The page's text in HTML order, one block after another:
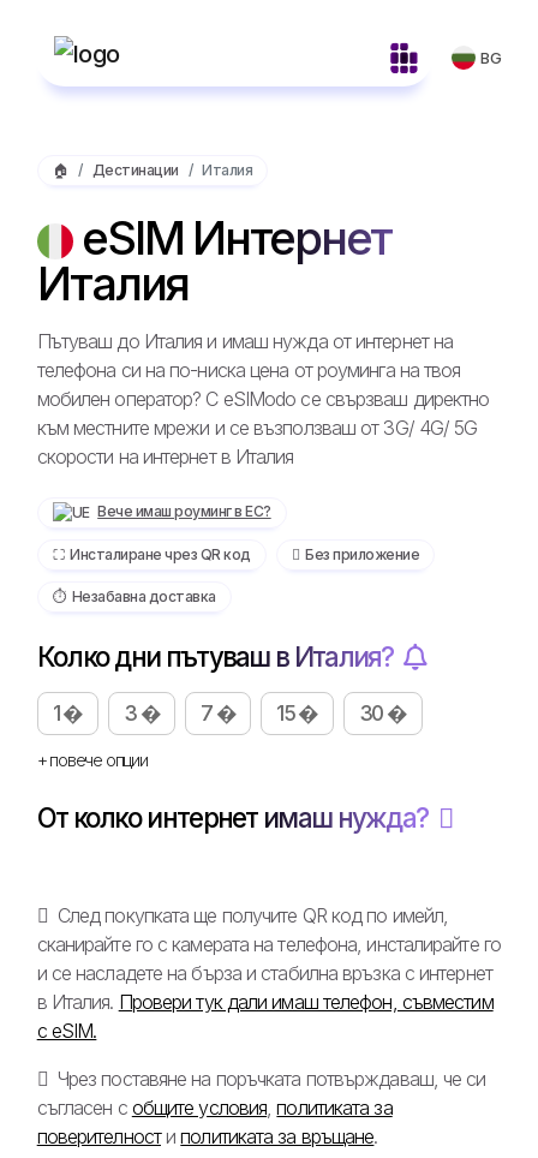
BG
🏠 Дестинации Италия
eSIM Интернет
Италия
Пътуваш до Италия и имаш нужда от интернет на
телефона си на по-ниска цена от роуминга на твоя
мобилен оператор? С eSIModo се свързваш директно
към местните мрежи и се възползваш от 3G/ 4G/ 5G
скорости на интернет в Италия
Вече имаш роуминг в ЕС?
⛶️️ Инсталиране чрез QR код ️ Без приложение
⏱️️ Незабавна доставка
Колко дни пътуваш в Италия?
1 � 3 � 7 � 15 � 30 �
+ повече опции
От колко интернет имаш нужда?
След покупката ще получите QR код по имейл,
сканирайте го с камерата на телефона, инсталирайте го
и се насладете на бърза и стабилна връзка с интернет
в Италия. Провери тук дали имаш телефон, съвместим
с eSIM.
Чрез поставяне на поръчката потвърждаваш, че си
съгласен с общите условия ,политиката за
поверителностиполитиката за връщане.